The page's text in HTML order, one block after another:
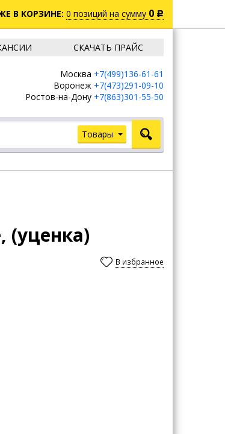
В КОРЗИНЕ: 0 позиций на сумму 0 Р
СКАЧАТЬ ПРАЙС
Москва +7(499)136-61-61
Воронеж +7(473)291-09-10
Ростов-на-Дону +7(863)301-55-50
Товары
(уценка)
В избранное